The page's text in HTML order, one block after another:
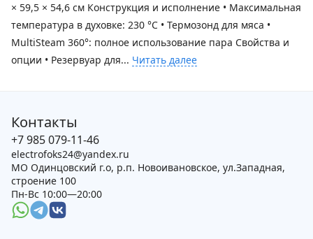
× 59,5 × 54,6 см Конструкция и исполнение • Максимальная
температура в духовке: 230 °С • Термозонд для мяса •
MultiSteam 360°: полное использование пара Свойства и
опции • Резервуар для... Читать далее
Контакты
+7 985 079-11-46
electrofoks24@yandex.ru
МО Одинцовский г.о, р.п. Новоивановское, ул.Западная,
строение 100
Пн-Вс 10:00—20:00